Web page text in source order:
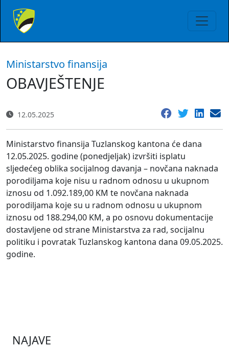
Ministarstvo finansija
OBAVJEŠTENJE
12.05.2025
Ministarstvo finansija Tuzlanskog kantona će dana
12.05.2025. godine (ponedjeljak) izvršiti isplatu
sljedećeg oblika socijalnog davanja – novčana naknada
porodiljama koje nisu u radnom odnosu u ukupnom
iznosu od 1.092.189,00 KM te novčana naknada
porodiljama koje su u radnom odnosu u ukupnom
iznosu od 188.294,00 KM, a po osnovu dokumentacije
dostavljene od strane Ministarstva za rad, socijalnu
politiku i povratak Tuzlanskog kantona dana 09.05.2025.
godine.
NAJAVE